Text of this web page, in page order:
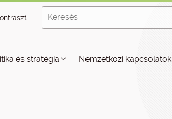
és stratégia Nemzetközi kapcsolatok